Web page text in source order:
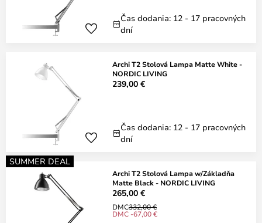
Čas dodania: 12 - 17 pracovných
dní
Archi T2 Stolová Lampa Matte White -
NORDIC LIVING
239,00 €
Čas dodania: 12 - 17 pracovných
dní
SUMMER DEAL
Archi T2 Stolová Lampa w/Základňa
Matte Black - NORDIC LIVING
265,00 €
DMC332,00 €
DMC -67,00 €